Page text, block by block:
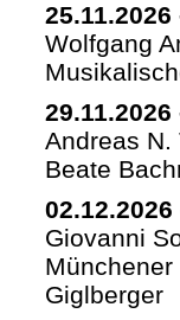
25.11.2026
Wolfgang
29.11.2026
Andreas N.
Beate
02.12.2026
Giovanni
Giglberger